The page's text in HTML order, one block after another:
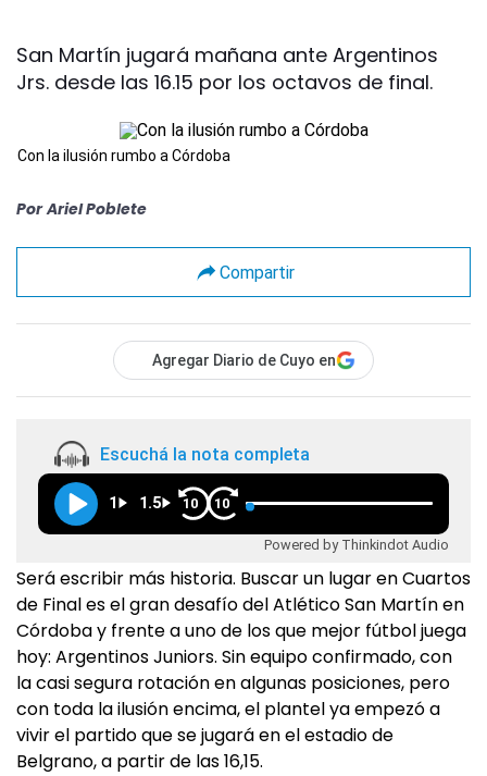
San Martín jugará mañana ante Argentinos
Jrs. desde las 16.15 por los octavos de final.
Con la ilusión rumbo a Córdoba
Por Ariel Poblete
Compartir
Agregar Diario de Cuyo en
Escuchá la nota completa
1 1.5 10 10
Powered by Thinkindot Audio
Será escribir más historia. Buscar un lugar en Cuartos
de Final es el gran desafío del Atlético San Martín en
Córdoba y frente a uno de los que mejor fútbol juega
hoy: Argentinos Juniors. Sin equipo confirmado, con
la casi segura rotación en algunas posiciones, pero
con toda la ilusión encima, el plantel ya empezó a
vivir el partido que se jugará en el estadio de
Belgrano, a partir de las 16,15.